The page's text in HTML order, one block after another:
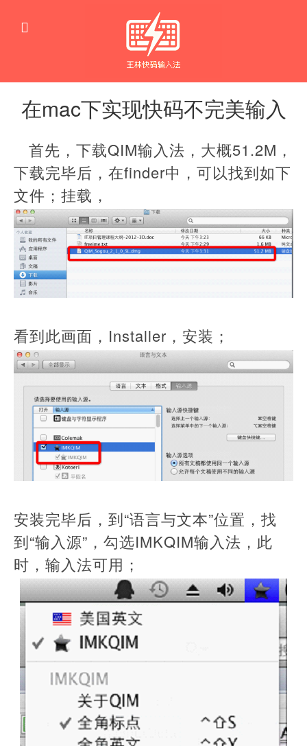
在mac下实现快码不完美输入
首先，下载QIM输入法，大概51.2M，
下载完毕后，在finder中，可以找到如下
文件；挂载，
看到此画面，Installer，安装；
安装完毕后，到“语言与文本”位置，找
到“输入源”，勾选IMKQIM输入法，此
时，输入法可用；